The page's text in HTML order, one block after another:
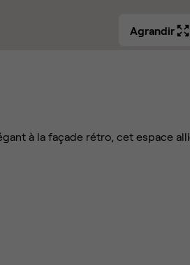
Agrandir
à la façade rétro, cet espace